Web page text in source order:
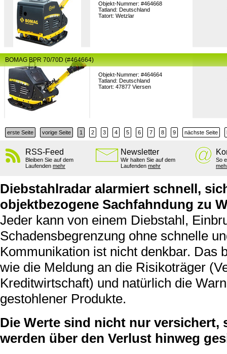
Objekt-Nummer: #464668
Tatland: Deutschland
Tatort: Wetzlar
Objekt-Nummer: #464664
Tatland: Deutschland
Tatort: 47877 Viersen
BOMAG BPR 70/70D (#464664)
erste Seite vorige Seite 1 2 3 4 5 6 7 8 9 nächste Seite
RSS-Feed
Bleiben Sie auf dem
Laufenden mehr
Newsletter
Wir halten Sie auf dem
Laufenden mehr
So
Diebstahlradar alarmiert schnell,
objektbezogene Sachfahndung zu
Jeder kann von einem Diebstahl,
Schadensbegrenzung ohne schnelle
Kommunikation ist nicht denkbar. Das
wie die Meldung an die Risikoträger
Kreditwirtschaft) und natürlich die
gestohlener Produkte.
Die Werte sind nicht nur
werden über den Verlust hinweg